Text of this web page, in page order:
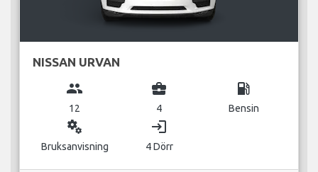
NISSAN URVAN
group
12
business_center
4
local_gas_station
Bensin
miscellaneous_services
Bruksanvisning
login
4 Dörr